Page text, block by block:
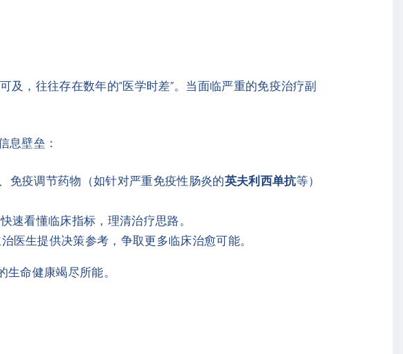
，往往存在数年的“医学时差”。当面临严重的免疫治疗副
息壁垒：
免疫调节药物（如针对严重免疫性肠炎的英夫利西单抗等）
速看懂临床指标，理清治疗思路。
医生提供决策参考，争取更多临床治愈可能。
命健康竭尽所能。